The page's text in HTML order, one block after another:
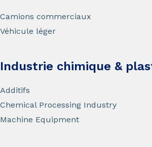
Camions commerciaux
Véhicule léger
Industrie chimique &
Additifs
Chemical Processing Industry
Machine Equipment